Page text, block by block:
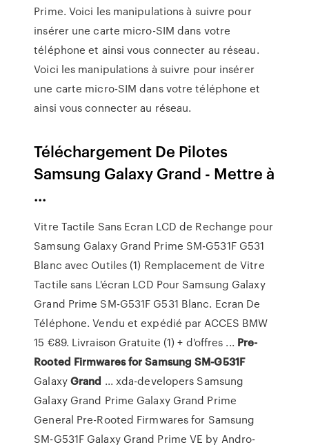
Prime. Voici les manipulations à suivre pour
insérer une carte micro-SIM dans votre
téléphone et ainsi vous connecter au réseau.
Voici les manipulations à suivre pour insérer
une carte micro-SIM dans votre téléphone et
ainsi vous connecter au réseau.
Téléchargement De Pilotes
Samsung Galaxy Grand - Mettre à
...
Vitre Tactile Sans Ecran LCD de Rechange pour
Samsung Galaxy Grand Prime SM-G531F G531
Blanc avec Outiles (1) Remplacement de Vitre
Tactile sans L'écran LCD Pour Samsung Galaxy
Grand Prime SM-G531F G531 Blanc. Ecran De
Téléphone. Vendu et expédié par ACCES BMW
15 €89. Livraison Gratuite (1) + d'offres ... Pre-
Rooted Firmwares for Samsung SM-G531F
GalaxyGrand ... xda-developers Samsung
Galaxy Grand Prime Galaxy Grand Prime
General Pre-Rooted Firmwares for Samsung
SM-G531F Galaxy Grand Prime VE by Andro-